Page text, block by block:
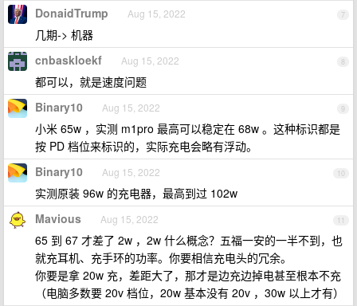
7
DonaidTrump Aug 15, 2022
几期-> 机器
8
cnbaskloekf Aug 15, 2022
都可以，就是速度问题
9
Binary10 Aug 15, 2022
小米 65w ，实测 m1pro 最高可以稳定在 68w 。这种标识都是
按 PD 档位来标识的，实际充电会略有浮动。
10
Binary10 Aug 15, 2022
实测原装 96w 的充电器，最高到过 102w
11
Mavious Aug 15, 2022
65 到 67 才差了 2w ，2w 什么概念？五福一安的一半不到，也
就充耳机、充手环的功率。你要相信充电头的冗余。
你要是拿 20w 充，差距大了，那才是边充边掉电甚至根本不充
（电脑多数要 20v 档位，20w 基本没有 20v ，30w 以上才有）